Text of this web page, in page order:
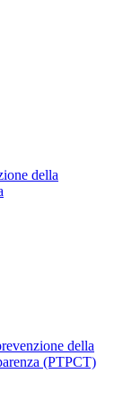
della
della
(PTPCT)